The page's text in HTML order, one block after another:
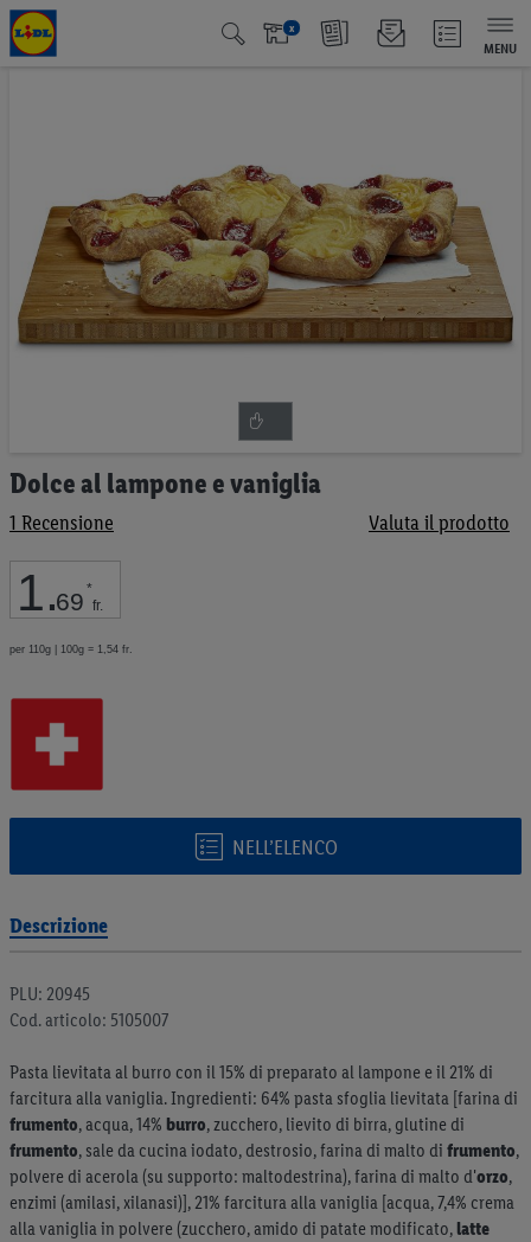
x
MENU
Dolce al lampone e vaniglia
1 Recensione Valuta il prodotto
1.69 *
fr.
per 110g | 100g = 1,54 fr.
NELL’ELENCO
immagini
Vai
all'inizio
della
di
immagini
Descrizione
PLU: 20945
Cod. articolo: 5105007
Pasta lievitata al burro con il 15% di preparato al lampone e il 21% di
farcitura alla vaniglia. Ingredienti: 64% pasta sfoglia lievitata [farina di
frumento, acqua, 14% burro, zucchero, lievito di birra, glutine di
frumento, sale da cucina iodato, destrosio, farina di malto di frumento,
polvere di acerola (su supporto: maltodestrina), farina di malto d'orzo,
enzimi (amilasi, xilanasi)], 21% farcitura alla vaniglia [acqua, 7,4% crema
alla vaniglia in polvere (zucchero, amido di patate modificato, latte